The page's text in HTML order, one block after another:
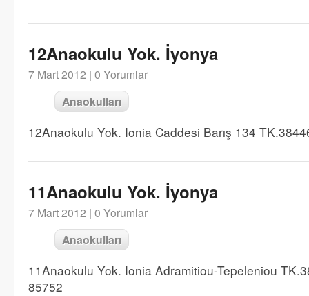
12Anaokulu Yok. İyonya
7 Mart 2012 | 0 Yorumlar
Anaokulları
12Anaokulu Yok. Ionia Caddesi Barış 134
11Anaokulu Yok. İyonya
7 Mart 2012 | 0 Yorumlar
Anaokulları
11Anaokulu Yok. Ionia Adramitiou-Tepeleniou
85752